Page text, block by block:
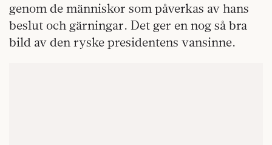
genom de människor som påverkas av hans
beslut och gärningar. Det ger en nog så bra
bild av den ryske presidentens vansinne.